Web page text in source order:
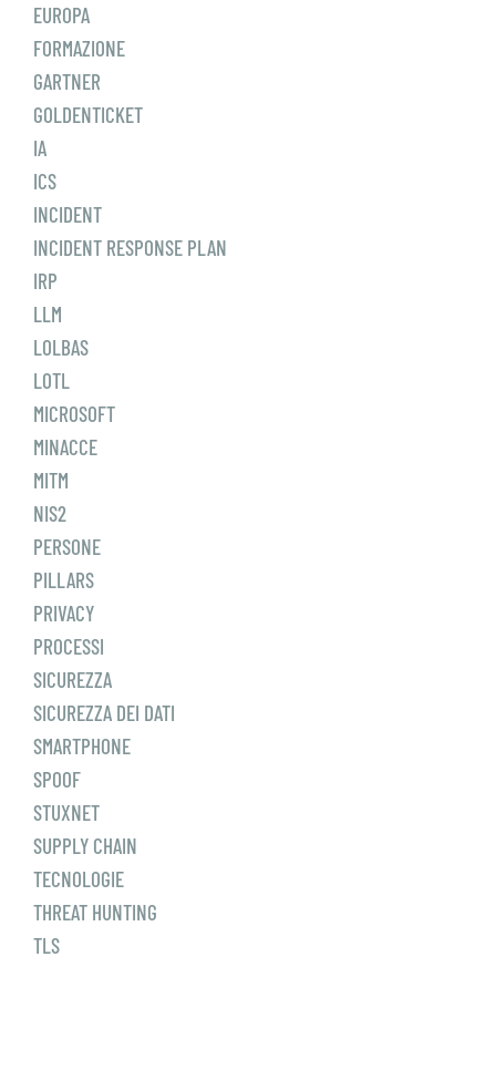
EUROPA
FORMAZIONE
GARTNER
GOLDENTICKET
IA
ICS
INCIDENT
INCIDENT RESPONSE PLAN
IRP
LLM
LOLBAS
LOTL
MICROSOFT
MINACCE
MITM
NIS2
PERSONE
PILLARS
PRIVACY
PROCESSI
SICUREZZA
SICUREZZA DEI DATI
SMARTPHONE
SPOOF
STUXNET
SUPPLY CHAIN
TECNOLOGIE
THREAT HUNTING
TLS